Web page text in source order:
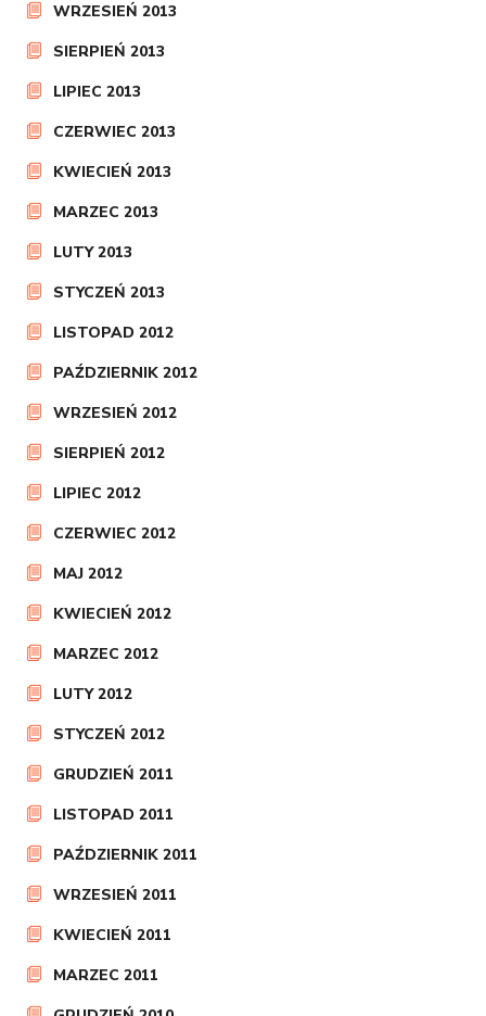
WRZESIEŃ 2013
SIERPIEŃ 2013
LIPIEC 2013
CZERWIEC 2013
KWIECIEŃ 2013
MARZEC 2013
LUTY 2013
STYCZEŃ 2013
LISTOPAD 2012
PAŹDZIERNIK 2012
WRZESIEŃ 2012
SIERPIEŃ 2012
LIPIEC 2012
CZERWIEC 2012
MAJ 2012
KWIECIEŃ 2012
MARZEC 2012
LUTY 2012
STYCZEŃ 2012
GRUDZIEŃ 2011
LISTOPAD 2011
PAŹDZIERNIK 2011
WRZESIEŃ 2011
KWIECIEŃ 2011
MARZEC 2011